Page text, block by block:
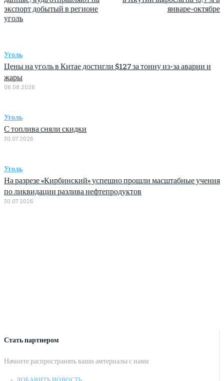
Стать партнером
Начните распространять ваши амтериалы с нами
﹢ ДОБАВИТЬ НОВОСТЬ
экспорт добытый в регионе
уголь
январе-октябре
Уголь
Цены на уголь в Китае достигли $127 за тонну из-за аварии и
жары
06.08.2026
Уголь
С топлива сняли скидки
30.07.2026
Уголь
На разрезе «Кирбинский» успешно прошли масштабные учения
по ликвидации разлива нефтепродуктов
30.07.2026